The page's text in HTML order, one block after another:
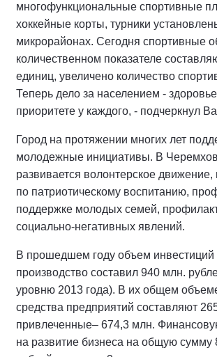
многофункциональные спортивные
хоккейные корты, турники
микрорайонах. Сегодня спортивные
количественном показателе
единиц, увеличено количество
Теперь дело за населением -
приоритете у каждого, - подчеркнул
Город на протяжении многих лет
молодежные инициативы. В
развивается волонтерское движение,
по патриотическому воспитанию,
поддержке молодых семей,
социально-негативных явлений.
В прошедшем году объем инвестиций
производство составил 940 млн.
уровню 2013 года). В их общем
средства предприятий составляют
привлеченные– 674,3 млн.
на развитие бизнеса на общую сумму